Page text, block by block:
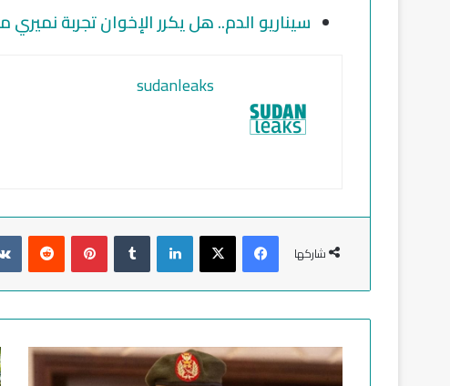
سيناريو الدم.. هل يكرر الإخوان تجربة نميري
sudanleaks
شاركها
فيسبوك لينكدإن بينتيريست
خ